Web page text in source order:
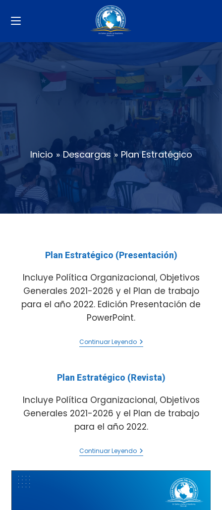
Plan Estratégico
Inicio » Descargas » Plan Estratégico
Plan Estratégico (Presentación)
Incluye Política Organizacional, Objetivos
Generales 2021-2026 y el Plan de trabajo
para el año 2022. Edición Presentación de
PowerPoint.
Continuar Leyendo
Plan Estratégico (Revista)
Incluye Política Organizacional, Objetivos
Generales 2021-2026 y el Plan de trabajo
para el año 2022.
Continuar Leyendo